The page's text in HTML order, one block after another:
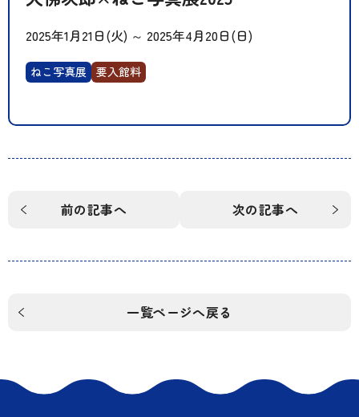
2025年1月21日(火) ～ 2025年4月20日(日)
ねこ写真展 要入館料
前の記事へ 次の記事へ
一覧ページへ戻る